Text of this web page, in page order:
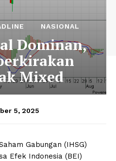
NASIONAL
Dominan,
Mixed
5, 2025
Gabungan (IHSG)
Efek Indonesia (BEI)